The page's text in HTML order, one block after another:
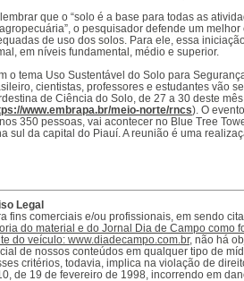
que o “solo é a base para todas as
o pesquisador defende um
de uso dos solos. Para ele, essa
em níveis fundamental, médio e superior.
o tema Uso Sustentável do Solo para
cientistas, professores e estudantes vão
de Ciência do Solo, de 27 a 30 deste
www.embrapa.br/meio-norte/rncs). O
350 pessoas, vai acontecer no Blue Tree
sul da capital do Piauí. A reunião é uma
Legal
fins comerciais e/ou profissionais, em sendo
do material e do Jornal Dia de Campo como
do veículo: www.diadecampo.com.br, não há
de nossos conteúdos em qualquer tipo de
critérios, todavia, implica na violação de
de 19 de fevereiro de 1998, incorrendo em